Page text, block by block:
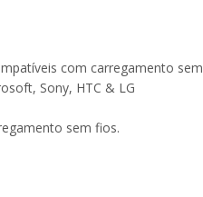
com carregamento sem
Sony, HTC & LG
sem fios.